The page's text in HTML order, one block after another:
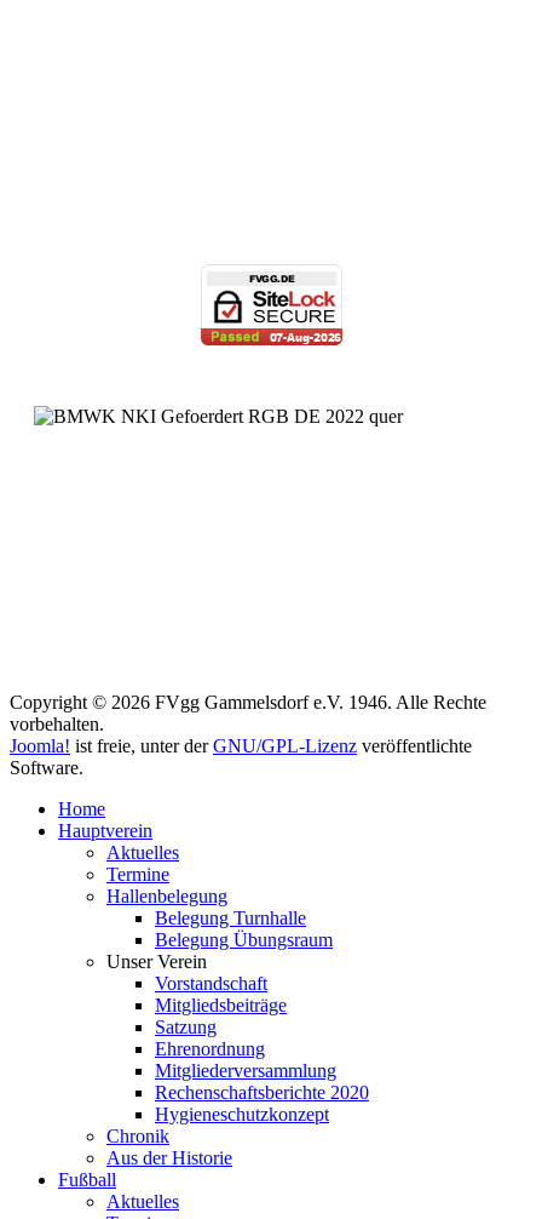
Copyright © 2026 FVgg Gammelsdorf e.V. 1946. Alle Rechte
vorbehalten.
Joomla! ist freie, unter derGNU/GPL-Lizenz veröffentlichte
Software.
Home
Hauptverein
Aktuelles
Termine
Hallenbelegung
Belegung Turnhalle
Belegung Übungsraum
Unser Verein
Vorstandschaft
Mitgliedsbeiträge
Satzung
Ehrenordnung
Mitgliederversammlung
Rechenschaftsberichte 2020
Hygieneschutzkonzept
Chronik
Aus der Historie
Fußball
Aktuelles